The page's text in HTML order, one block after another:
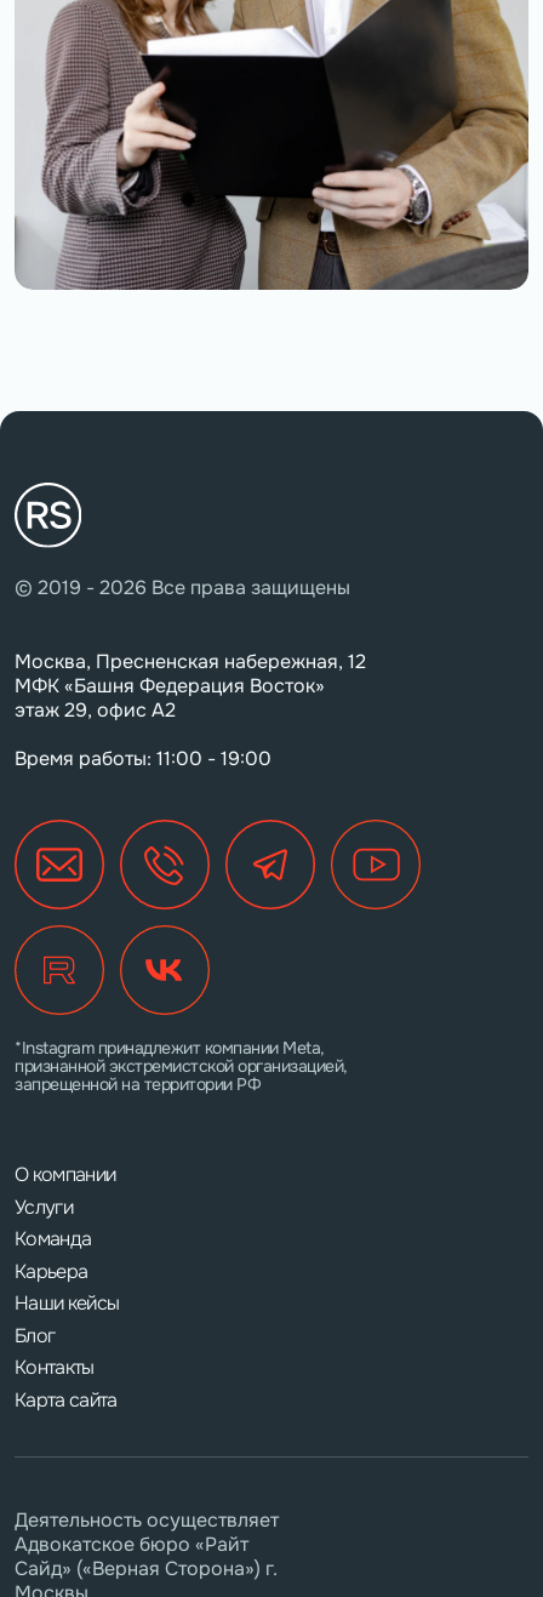
© 2019 - 2026 Все права защищены
Москва, Пресненская набережная, 12
МФК «Башня Федерация Восток»
этаж 29, офис А2
Время работы: 11:00 - 19:00
О компании
Услуги
Команда
Карьера
Наши кейсы
Блог
Контакты
Карта сайта
*Instagram принадлежит компании Meta,
признанной экстремистской организацией,
запрещенной на территории РФ
Деятельность осуществляет
Адвокатское бюро «Райт
Сайд» («Верная Сторона») г.